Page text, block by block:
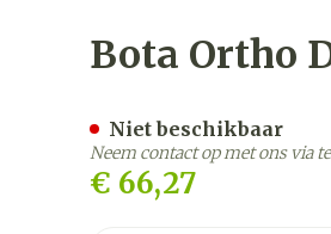
Bota Ortho
€ 66,27
Niet beschikbaar
Neem contact op met ons via